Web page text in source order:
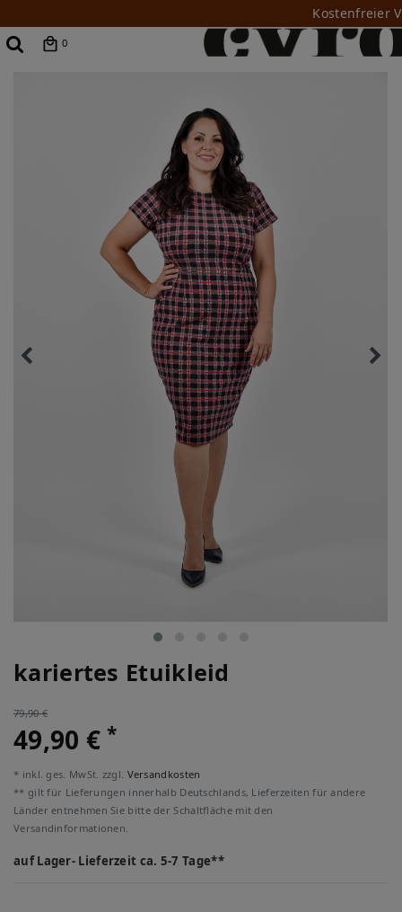
Kostenfreier
0
kariertes Etuikleid
79,90 €
49,90 €*
* inkl. ges. MwSt. zzgl. Versandkosten
** gilt für Lieferungen innerhalb Deutschlands, Lieferzeiten für andere
Länder entnehmen Sie bitte der Schaltfläche mit den
Versandinformationen.
auf Lager- Lieferzeit ca. 5-7 Tage**